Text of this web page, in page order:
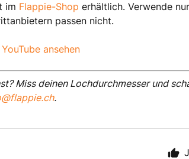
im Flappie-Shop erhältlich. Verwende
passen nicht.
ansehen
Miss deinen Lochdurchmesser und
.